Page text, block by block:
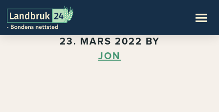
23. MARS 2022 BY
JON